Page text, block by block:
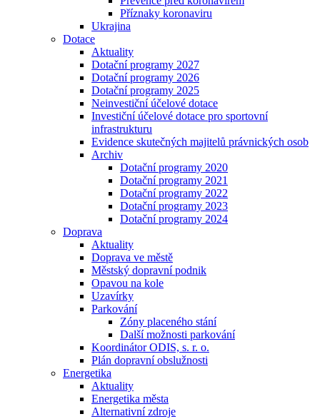
Příznaky koronaviru
Ukrajina
Dotace
Aktuality
Dotační programy 2027
Dotační programy 2026
Dotační programy 2025
Neinvestiční účelové dotace
Investiční účelové dotace pro sportovní
infrastrukturu
Evidence skutečných majitelů právnických osob
Archiv
Dotační programy 2020
Dotační programy 2021
Dotační programy 2022
Dotační programy 2023
Dotační programy 2024
Doprava
Aktuality
Doprava ve městě
Městský dopravní podnik
Opavou na kole
Uzavírky
Parkování
Zóny placeného stání
Další možnosti parkování
Koordinátor ODIS, s. r. o.
Plán dopravní obslužnosti
Energetika
Aktuality
Energetika města
Alternativní zdroje